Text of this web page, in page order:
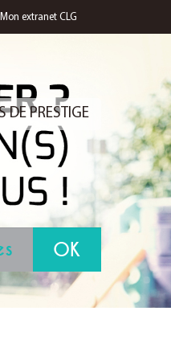
extranet CLG
DE PRESTIGE